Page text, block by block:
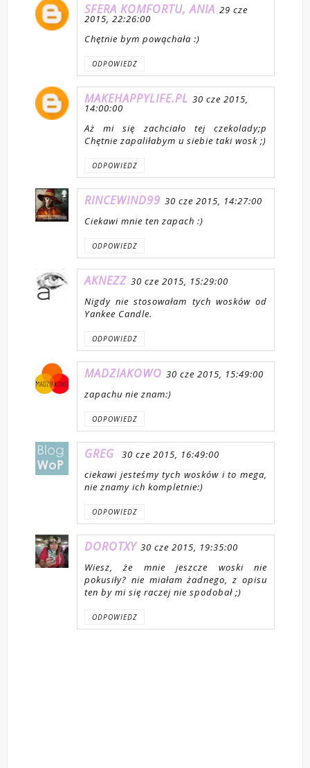
SFERA KOMFORTU, ANIA 29 cze
2015, 22:26:00
Chętnie bym powąchała :)
ODPOWIEDZ
MAKEHAPPYLIFE.PL 30 cze 2015,
14:00:00
Aż mi się zachciało tej czekolady;p
Chętnie zapaliłabym u siebie taki wosk ;)
ODPOWIEDZ
RINCEWIND99 30 cze 2015, 14:27:00
Ciekawi mnie ten zapach :)
ODPOWIEDZ
AKNEZZ 30 cze 2015, 15:29:00
Nigdy nie stosowałam tych wosków od
Yankee Candle.
ODPOWIEDZ
MADZIAKOWO 30 cze 2015, 15:49:00
zapachu nie znam:)
ODPOWIEDZ
GREG
30 cze 2015, 16:49:00
ciekawi jesteśmy tych wosków i to mega,
nie znamy ich kompletnie:)
ODPOWIEDZ
DOROTXY 30 cze 2015, 19:35:00
Wiesz, że mnie jeszcze woski nie
pokusiły? nie miałam żadnego, z opisu
ten by mi się raczej nie spodobał ;)
ODPOWIEDZ